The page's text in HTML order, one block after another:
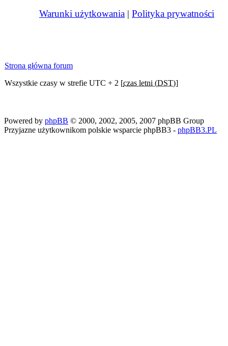
Warunki użytkowania | Polityka prywatności
Strona główna forum
Wszystkie czasy w strefie UTC + 2 [czas letni (DST)]
Powered by phpBB © 2000, 2002, 2005, 2007 phpBB Group
Przyjazne użytkownikom polskie wsparcie phpBB3 - phpBB3.PL